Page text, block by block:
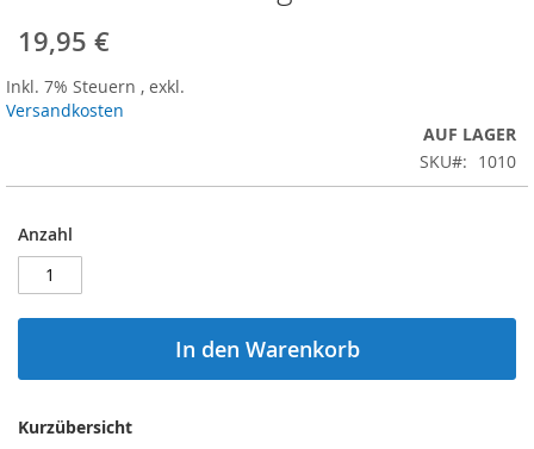
19,95 €
Inkl. 7% Steuern , exkl.
Versandkosten
AUF LAGER
SKU
1010
Anzahl
In den Warenkorb
Kurzübersicht